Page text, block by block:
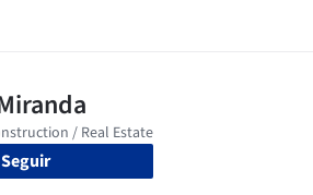
Seguir